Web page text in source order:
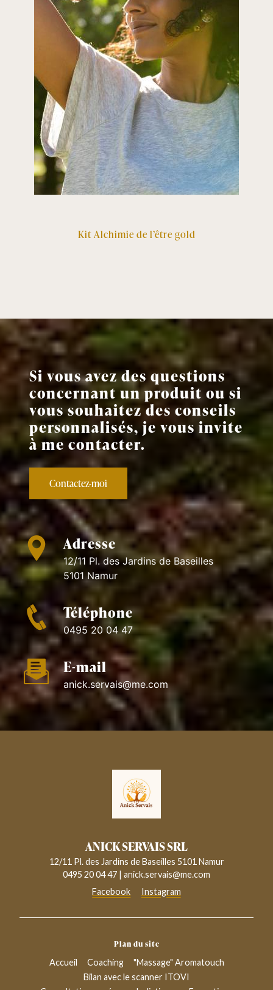
Kit Alchimie de l’être gold
Si vous avez des questions
concernant un produit ou si
vous souhaitez des conseils
personnalisés, je vous invite
à me contacter.
Contactez-moi
Adresse
12/11 Pl. des Jardins de Baseilles
5101 Namur
Téléphone
0495 20 04 47
E-mail
anick.servais@me.com
ANICK SERVAIS SRL
12/11 Pl. des Jardins de Baseilles 5101 Namur
0495 20 04 47 | anick.servais@me.com
Facebook
Instagram
Plan du site
Accueil
Coaching
"Massage" Aromatouch
Bilan avec le scanner ITOVI